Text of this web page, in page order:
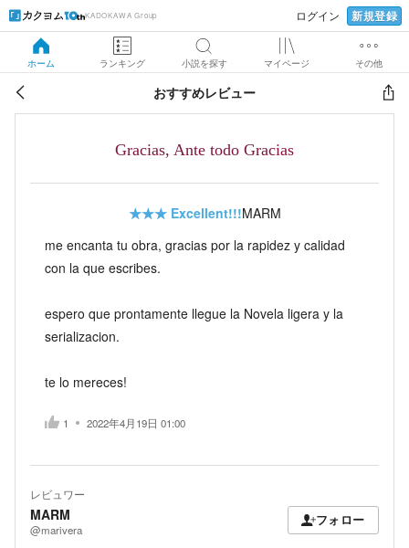
KADOKAWA Group ログイン 新規登録
ホーム ランキング 小説を探す マイページ その他
おすすめレビュー
Gracias, Ante todo Gracias
★★★ Excellent!!!MARM
me encanta tu obra, gracias por la rapidez y calidad
con la que escribes.
espero que prontamente llegue la Novela ligera y la
serializacion.
te lo mereces!
1 2022年4月19日 01:00
レビュワー
MARM
@marivera
フォロー